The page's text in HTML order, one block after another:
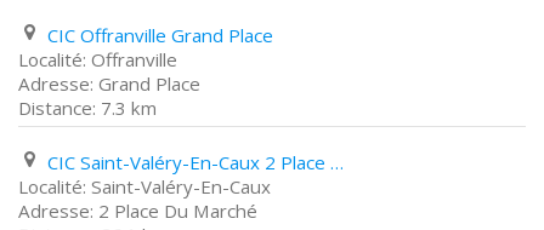
CIC Offranville Grand Place
Offranville
Grand Place
7.3 km
CIC Saint-Valéry-En-Caux 2 Place Du Marché
Saint-Valéry-En-Caux
2 Place Du Marché